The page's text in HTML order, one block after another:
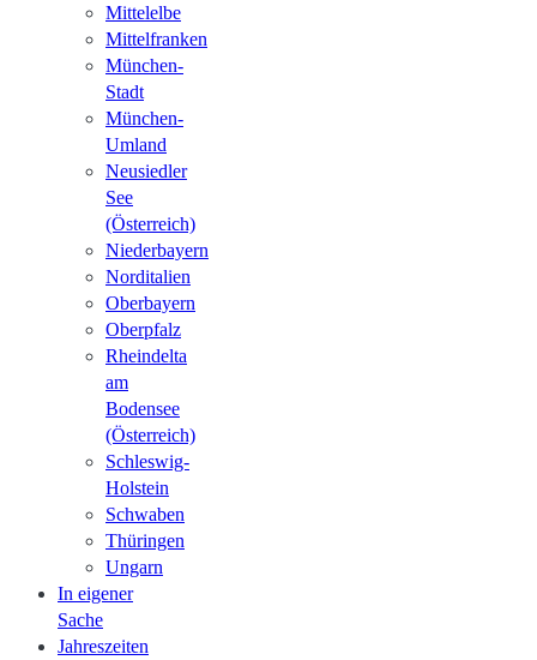
Mittelelbe
Mittelfranken
München-
Stadt
München-
Umland
Neusiedler
See
(Österreich)
Niederbayern
Norditalien
Oberbayern
Oberpfalz
Rheindelta
am
Bodensee
(Österreich)
Schleswig-
Holstein
Schwaben
Thüringen
Ungarn
In eigener
Sache
Jahreszeiten